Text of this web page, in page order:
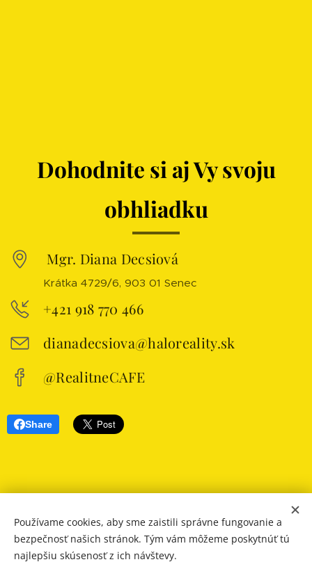
Dohodnite si aj Vy svoju
obhliadku
Mgr. Diana Decsiová
Krátka 4729/6, 903 01 Senec
+421 918 770 466
dianadecsiova@haloreality.sk
@RealitneCAFE
Share
Používame cookies, aby sme zaistili správne fungovanie a
bezpečnosť našich stránok. Tým vám môžeme poskytnúť tú
najlepšiu skúsenosť z ich návštevy.